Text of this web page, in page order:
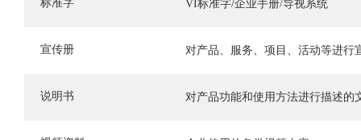
标准字 VI标准字/企业手册/导视系统
宣传册 对产品、服务、项目、活动等进行
说明书 对产品功能和使用方法进行描述的